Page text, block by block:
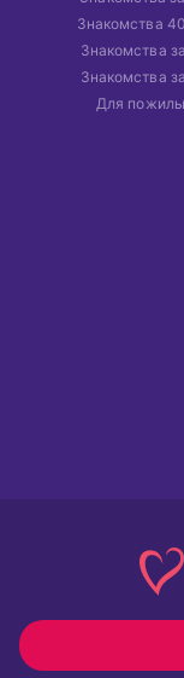
Знакомства
Знакомства
Знакомства
Для